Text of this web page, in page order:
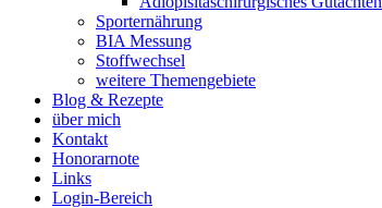
Sporternährung
BIA Messung
Stoffwechsel
weitere Themengebiete
Blog & Rezepte
über mich
Kontakt
Honorarnote
Links
Login-Bereich